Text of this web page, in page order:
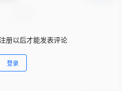
册以后才能发表评论
登录